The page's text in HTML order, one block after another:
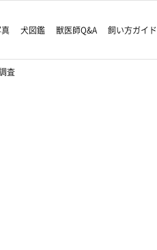
犬図鑑 獣医師Q&A 飼い方ガイド
査